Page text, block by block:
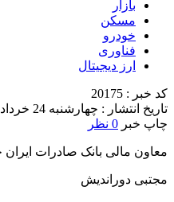
بازار
مسکن
خودرو
فناوری
ارز دیجیتال
کد خبر : 20175
تاریخ انتشار : چهارشنبه 24 خرداد 1402 - 13:46
چاپ خبر 0 نظر
معاون مالی بانک صادرات ایران
مجتبی دوراندیش